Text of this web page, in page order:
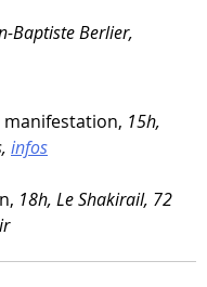
​Baptiste Berlier,
mani­fes­ta­tion, 15h,
infos
18h, Le Shakirail, 72